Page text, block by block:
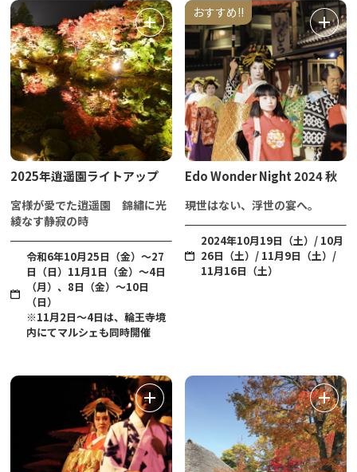
2025年逍遥園ライトアップ
宮様が愛でた逍遥園 錦繡に光
綾なす静寂の時
令和6年10月25日（金）～27
日（日）11月1日（金）～4日
（月）、8日（金）～10日
（日）
※11月2日～4日は、輪王寺境
内にてマルシェも同時開催
おすすめ!!
Edo Wonder Night 2024 秋
現世はない、浮世の宴へ。
2024年10月19日（土）/ 10月
26日（土）/ 11月9日（土）/
11月16日（土）